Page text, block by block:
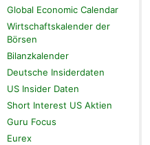
Global Economic Calendar
Wirtschaftskalender der
Börsen
Bilanzkalender
Deutsche Insiderdaten
US Insider Daten
Short Interest US Aktien
Guru Focus
Eurex